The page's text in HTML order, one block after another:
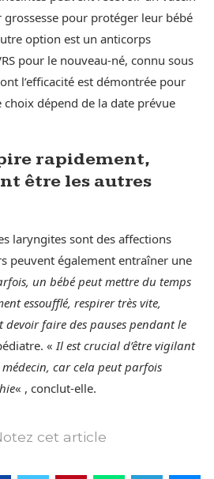
pour protéger leur bébé
option est un anticorps
pour le nouveau-né, connu sous
l’efficacité est démontrée pour
dépend de la date prévue
rapidement,
être les autres
laryngites sont des affections
peuvent également entraîner une
un bébé peut mettre du temps
essoufflé, respirer très vite,
faire des pauses pendant le
«Il est crucial d’être vigilant
médecin, car cela peut parfois
« , conclut-elle.
cet article